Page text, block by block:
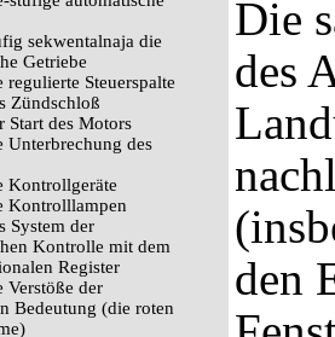
sekwentalnaja die
Getriebe
regulierte Steuerspalte
Zündschloß
Start des Motors
Unterbrechung des
Kontrollgeräte
Kontrolllampen
System der
Kontrolle mit dem
Register
Verstöße der
Bedeutung (die roten
Die
des
den